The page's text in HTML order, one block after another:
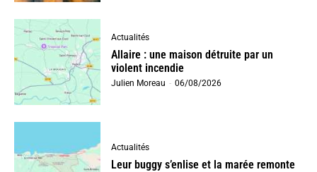
Actualités
Allaire : une maison détruite par un
violent incendie
Julien Moreau - 06/08/2026
Actualités
Leur buggy s’enlise et la marée remonte